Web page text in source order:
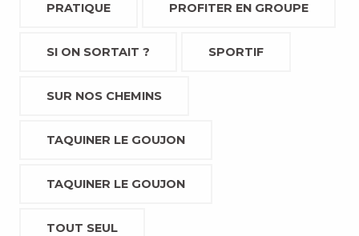
PRATIQUE PROFITER EN GROUPE
SI ON SORTAIT ? SPORTIF
SUR NOS CHEMINS
TAQUINER LE GOUJON
TAQUINER LE GOUJON
TOUT SEUL